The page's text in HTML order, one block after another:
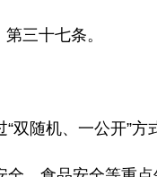
三十七条。
“双随机、一公开”方